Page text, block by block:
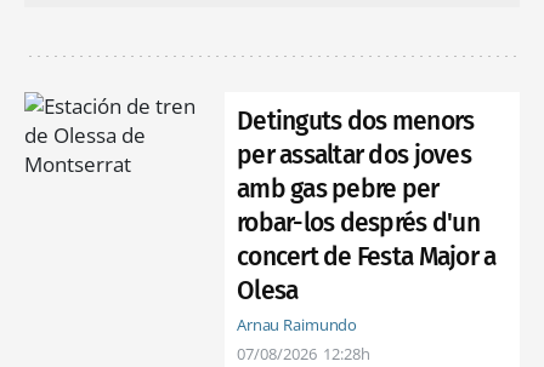
Detinguts dos menors
per assaltar dos joves
amb gas pebre per
robar-los després d'un
concert de Festa Major a
Olesa
Arnau Raimundo
07/08/2026 12:28h